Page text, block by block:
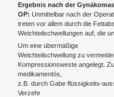
Ergebnis nach der
OP: Unmittelbar nach der
treten vor allem durch die
Weichteilschwellungen auf, die
Um eine übermäßige
Weichteilschwellung zu
Kompressionsweste angelegt.
medikamentös,
z.B. durch Gabe flüssigkeits-
Verzehr